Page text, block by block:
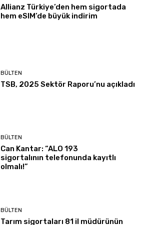
Allianz Türkiye’den hem sigortada
hem eSIM’de büyük indirim
BÜLTEN
TSB, 2025 Sektör Raporu’nu açıkladı
BÜLTEN
Can Kantar: “ALO 193
sigortalının telefonunda kayıtlı
olmalı!”
BÜLTEN
Tarım sigortaları 81 il müdürünün